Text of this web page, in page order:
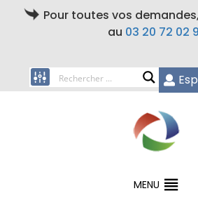
Pour toutes vos
au 03 20 72 02
MENU